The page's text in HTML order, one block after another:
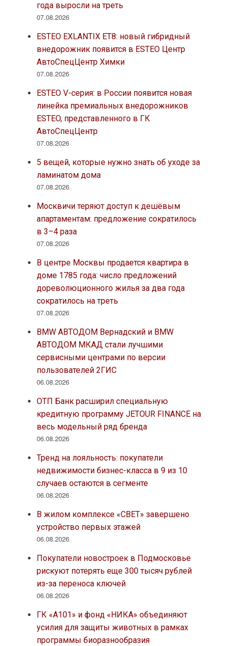
года выросли на треть
07.08.2026
ESTEO EXLANTIX ET8: новый гибридный
внедорожник появится в ESTEO Центр
АвтоСпецЦентр Химки
07.08.2026
ESTEO V-серия: в России появится новая
линейка премиальных внедорожников
ESTEO, представленного в ГК
АвтоСпецЦентр
07.08.2026
5 вещей, которые нужно знать об уходе за
ламинатом дома
07.08.2026
Москвичи теряют доступ к дешёвым
апартаментам: предложение сократилось
в 3–4 раза
07.08.2026
В центре Москвы продается квартира в
доме 1785 года: число предложений
дореволюционного жилья за два года
сократилось на треть
07.08.2026
BMW АВТОДОМ Вернадский и BMW
АВТОДОМ МКАД стали лучшими
сервисными центрами по версии
пользователей 2ГИС
06.08.2026
ОТП Банк расширил специальную
кредитную программу JETOUR FINANCE на
весь модельный ряд бренда
06.08.2026
Тренд на лояльность: покупатели
недвижимости бизнес-класса в 9 из 10
случаев остаются в сегменте
06.08.2026
В жилом комплексе «СВЕТ» завершено
устройство первых этажей
06.08.2026
Покупатели новостроек в Подмосковье
рискуют потерять еще 300 тысяч рублей
из-за переноса ключей
06.08.2026
ГК «А101» и фонд «НИКА» объединяют
усилия для защиты животных в рамках
программы биоразнообразия